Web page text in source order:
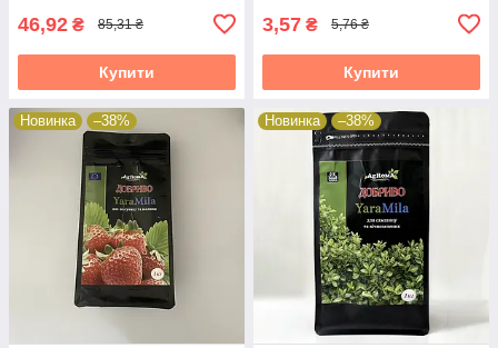
46,92 ₴ 85,31 ₴
Купити
3,57 ₴ 5,76 ₴
Купити
Новинка –38% Новинка –38%